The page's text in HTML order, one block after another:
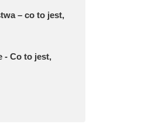
– co to jest,
- Co to jest,